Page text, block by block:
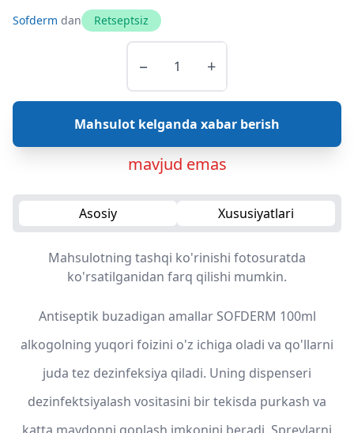
Sofderm dan Retseptsiz
− +
Mahsulot kelganda xabar berish
mavjud emas
Asosiy Xususiyatlari
Mahsulotning tashqi ko'rinishi fotosuratda
ko'rsatilganidan farq qilishi mumkin.
Antiseptik buzadigan amallar SOFDERM 100ml
alkogolning yuqori foizini o'z ichiga oladi va qo'llarni
juda tez dezinfeksiya qiladi. Uning dispenseri
dezinfektsiyalash vositasini bir tekisda purkash va